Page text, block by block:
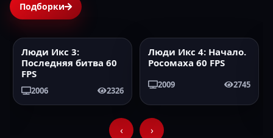
Подборки
2006 60FPS
Люди Икс 3:
Последняя битва 60
FPS
2006 2326
2009 60FPS
Люди Икс 4: Начало.
Росомаха 60 FPS
2009 2745
‹ ›